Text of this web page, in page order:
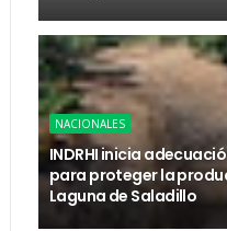
NACIONALES
INDRHI inicia
para proteger la
Laguna de Saladillo